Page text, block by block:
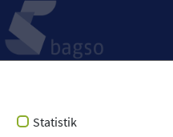
Statistik